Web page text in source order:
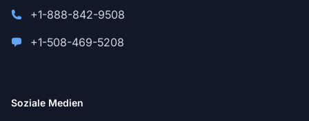
+1-888-842-9508
+1-508-469-5208
Soziale Medien